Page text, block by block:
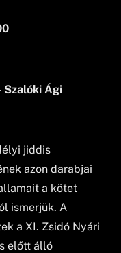
Szalóki Ági
jiddis
azon darabjai
a kötet
ismerjük. A
a XI. Zsidó Nyári
előtt álló